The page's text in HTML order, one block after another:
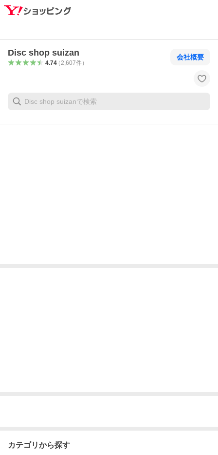
Disc shop suizan
4.74（ 2,607件）
会社概要
カテゴリから探す